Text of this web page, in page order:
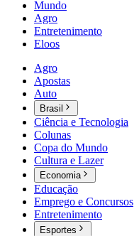
Mundo
Agro
Entretenimento
Eloos
Agro
Apostas
Auto
Brasil
Ciência e Tecnologia
Colunas
Copa do Mundo
Cultura e Lazer
Economia
Educação
Emprego e Concursos
Entretenimento
Esportes